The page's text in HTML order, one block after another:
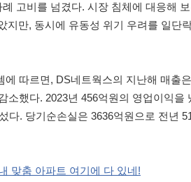
고비를 넘겼다. 시장 침체에 대응해
지만, 동시에 유동성 위기 우려를 일단
따르면, DS네트웍스의 지난해 매출
소했다. 2023년 456억원의 영업이익을
다. 당기순손실은 3636억원으로 전년
맞춤 아파트 여기에 다 있네!